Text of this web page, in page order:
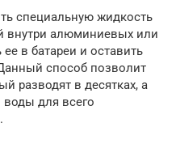
специальную жидкость
внутри алюминиевых или
в батареи и оставить
способ позволит
разводят в десятках, а
воды для всего